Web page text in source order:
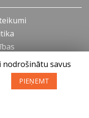
nodrošinātu savus
PIEŅEMT